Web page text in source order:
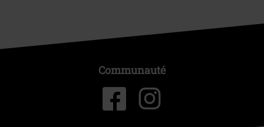
Communauté